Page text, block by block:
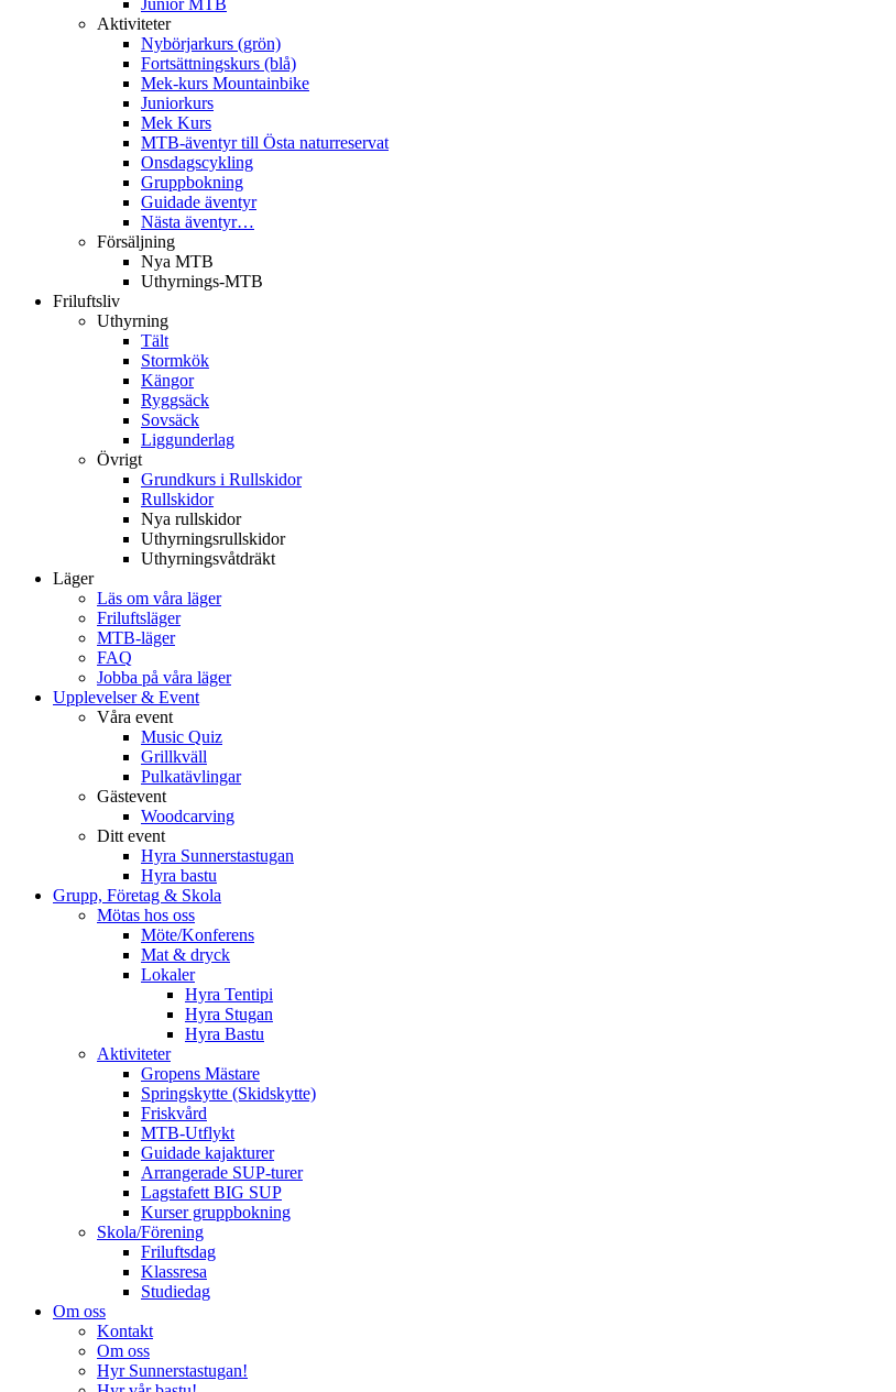
Junior MTB
Aktiviteter
Nybörjarkurs (grön)
Fortsättningskurs (blå)
Mek-kurs Mountainbike
Juniorkurs
Mek Kurs
MTB-äventyr till Östa naturreservat
Onsdagscykling
Gruppbokning
Guidade äventyr
Nästa äventyr…
Försäljning
Nya MTB
Uthyrnings-MTB
Friluftsliv
Uthyrning
Tält
Stormkök
Kängor
Ryggsäck
Sovsäck
Liggunderlag
Övrigt
Grundkurs i Rullskidor
Rullskidor
Nya rullskidor
Uthyrningsrullskidor
Uthyrningsvåtdräkt
Läger
Läs om våra läger
Friluftsläger
MTB-läger
FAQ
Jobba på våra läger
Upplevelser & Event
Våra event
Music Quiz
Grillkväll
Pulkatävlingar
Gästevent
Woodcarving
Ditt event
Hyra Sunnerstastugan
Hyra bastu
Grupp, Företag & Skola
Mötas hos oss
Möte/Konferens
Mat & dryck
Lokaler
Hyra Tentipi
Hyra Stugan
Hyra Bastu
Aktiviteter
Gropens Mästare
Springskytte (Skidskytte)
Friskvård
MTB-Utflykt
Guidade kajakturer
Arrangerade SUP-turer
Lagstafett BIG SUP
Kurser gruppbokning
Skola/Förening
Friluftsdag
Klassresa
Studiedag
Om oss
Kontakt
Om oss
Hyr Sunnerstastugan!